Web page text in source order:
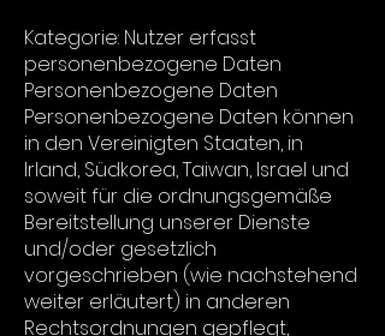
Kategorie: Nutzer erfasst
personenbezogene Daten
Personenbezogene Daten
Personenbezogene Daten können
in den Vereinigten Staaten, in
Irland, Südkorea, Taiwan, Israel und
soweit für die ordnungsgemäße
Bereitstellung unserer Dienste
und/oder gesetzlich
vorgeschrieben (wie nachstehend
weiter erläutert) in anderen
Rechtsordnungen gepflegt,